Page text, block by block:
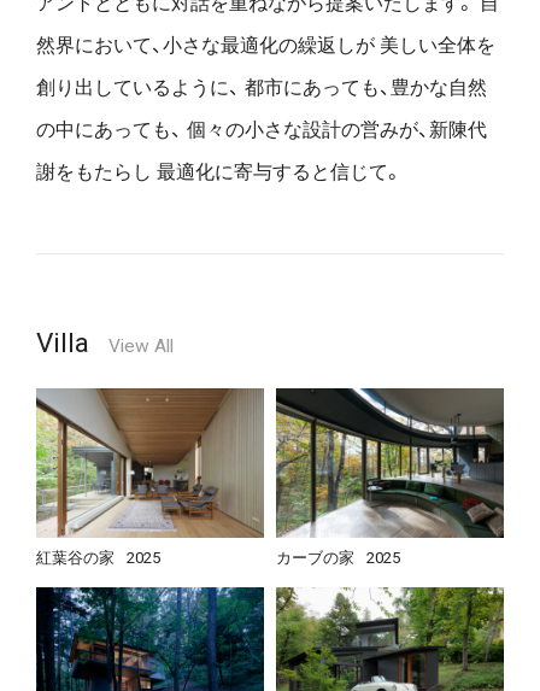
然界において、小さな最適化の繰返しが 美しい全体を
創り出しているように、 都市にあっても、豊かな自然
の中にあっても、 個々の小さな設計の営みが、新陳代
謝をもたらし 最適化に寄与すると信じて。
Villa View All
紅葉谷の家 2025 カーブの家 2025